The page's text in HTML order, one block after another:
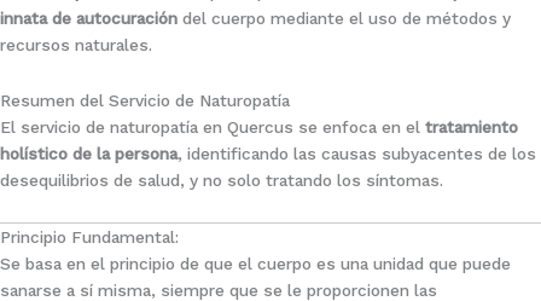
innata de autocuración del cuerpo mediante el uso de métodos y
recursos naturales.
Resumen del Servicio de Naturopatía
El servicio de naturopatía en Quercus se enfoca en el tratamiento
holístico de la persona, identificando las causas subyacentes de los
desequilibrios de salud, y no solo tratando los síntomas.
Principio Fundamental:
Se basa en el principio de que el cuerpo es una unidad que puede
sanarse a sí misma, siempre que se le proporcionen las